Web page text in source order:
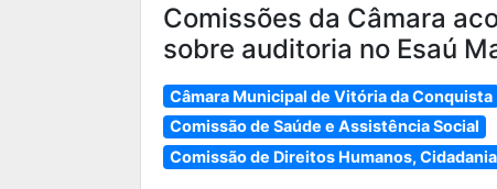
Comissões da Câmara
sobre auditoria no Esaú
Câmara Municipal de Vitória da Conquista
Comissão de Saúde e Assistência Social
Comissão de Direitos Humanos,